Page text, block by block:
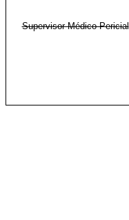
Supervisor Médico-Pericial